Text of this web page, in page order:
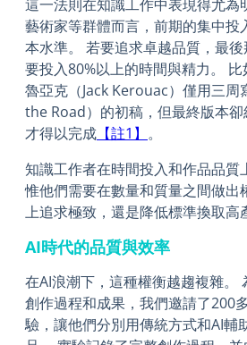
這一法則在知識工作中表現得尤為
藝術家等群體而言，前期的集中投
本水準。 若要追求卓越品質，最
要投入80%以上的時間與精力。 比
魯亞克（Jack Kerouac）僅用三周
the Road）的初稿，但最終版本
才得以完成 【註1】 。
知識工作者在時間投入和作品品質
惟他們需要在數量和質量之間做出
上追求極致，還是降低標準換取高
AI時代的品質與效率
在AI浪潮下，這種權衡越趨複雜。
創作過程和成果，我們邀請了200
驗，讓他們分別用傳統方式和AI輔